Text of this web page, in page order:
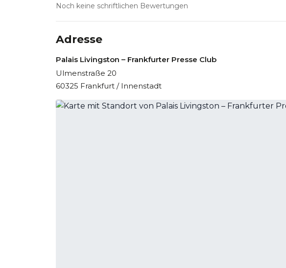
Noch keine schriftlichen Bewertungen
Adresse
Palais Livingston – Frankfurter Presse Club
Ulmenstraße 20
60325 Frankfurt / Innenstadt